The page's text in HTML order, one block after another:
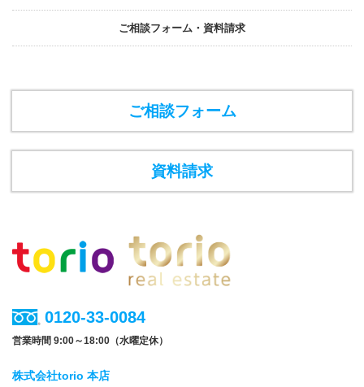
ご相談フォーム・資料請求
ご相談フォーム
資料請求
0120-33-0084
営業時間 9:00～18:00（水曜定休）
株式会社torio 本店